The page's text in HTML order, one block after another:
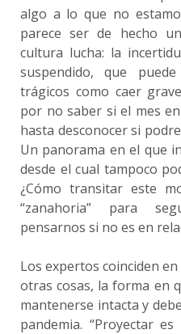
algo a lo que no
parece ser de hecho
cultura lucha: la
suspendido, que
trágicos como caer
por no saber si el mes
hasta desconocer si
Un panorama en el que
desde el cual tampoco
¿Cómo transitar este
“zanahoria” para
pensarnos si no es en
Los expertos coinciden
otras cosas, la forma en
mantenerse intacta y
pandemia. “Proyectar